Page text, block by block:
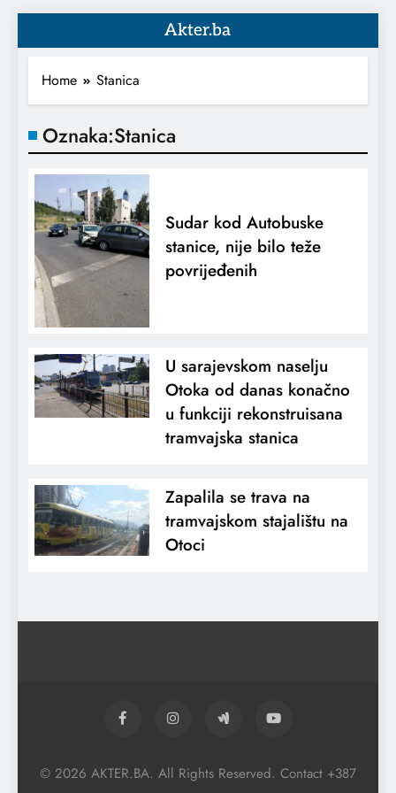
Akter.ba
Home Stanica
Oznaka:Stanica
Sudar kod Autobuske
stanice, nije bilo teže
povrijeđenih
U sarajevskom naselju
Otoka od danas konačno
u funkciji rekonstruisana
tramvajska stanica
Zapalila se trava na
tramvajskom stajalištu na
Otoci
© 2026 AKTER.BA. All Rights Reserved. Contact +387